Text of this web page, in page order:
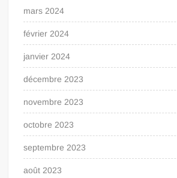
mars 2024
février 2024
janvier 2024
décembre 2023
novembre 2023
octobre 2023
septembre 2023
août 2023